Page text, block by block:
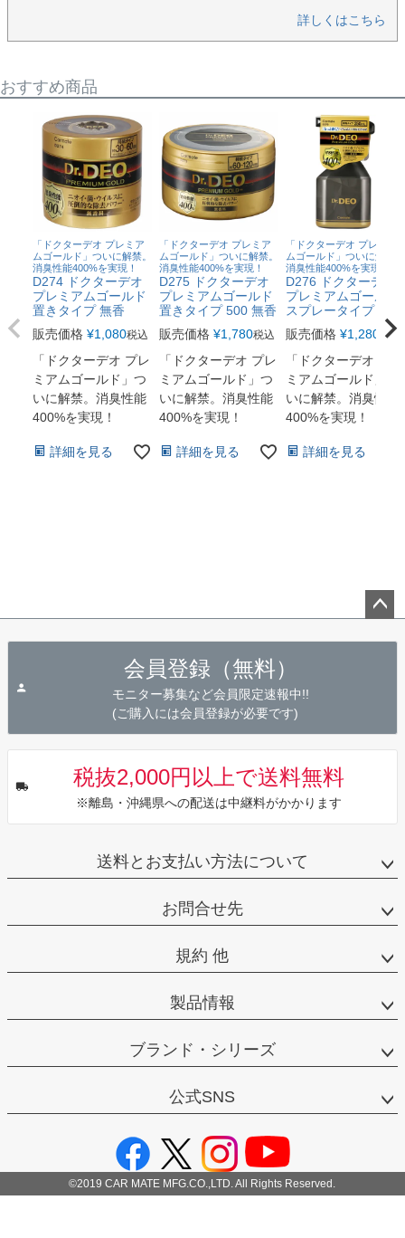
詳しくはこちら
おすすめ商品
「ドクターデオ プレミア
ムゴールド」ついに解禁。
消臭性能400%を実現！
D274 ドクターデオ
プレミアムゴールド
置きタイプ 無香
販売価格 ¥1,080税込
「ドクターデオ プレ
ミアムゴールド」つ
いに解禁。消臭性能
400%を実現！
詳細を見る
「ドクターデオ プレミア
ムゴールド」ついに解禁。
消臭性能400%を実現！
D275 ドクターデオ
プレミアムゴールド
置きタイプ 500 無香
販売価格 ¥1,780税込
「ドクターデオ プレ
ミアムゴールド」つ
いに解禁。消臭性能
400%を実現！
詳細を見る
「ドクターデオ プレミア
ムゴールド」ついに解禁。
消臭性能400%を実現！
D276 ドクターデオ
プレミアムゴールド
スプレータイプ 無香
販売価格 ¥1,280 税込
「ドクターデオ プレ
ミアムゴールド」つ
いに解禁。消臭性能
400%を実現！
詳細を見る
会員登録（無料）
モニター募集など会員限定速報中!!
(ご購入には会員登録が必要です)
税抜2,000円以上で送料無料
※離島・沖縄県への配送は中継料がかかります
送料とお支払い方法について
お問合せ先
規約 他
製品情報
ブランド・シリーズ
公式SNS
©2019 CAR MATE MFG.CO.,LTD. All Rights Reserved.